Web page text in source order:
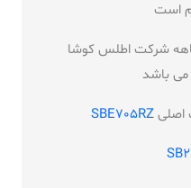
است
دارای گارانتی 25ماهه شرکت اطلس کوشا
باشد
اصلیSBE705RZ